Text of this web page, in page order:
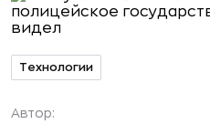
Технологии
Автор: